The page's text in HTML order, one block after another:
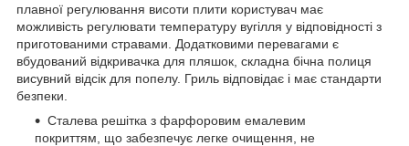
плавної регулювання висоти плити користувач має
можливість регулювати температуру вугілля у відповідності з
приготованими стравами. Додатковими перевагами є
вбудований відкривачка для пляшок, складна бічна полиця
висувний відсік для попелу. Гриль відповідає і має стандарти
безпеки.
Сталева решітка з фарфоровим емалевим
покриттям, що забезпечує легке очищення, не